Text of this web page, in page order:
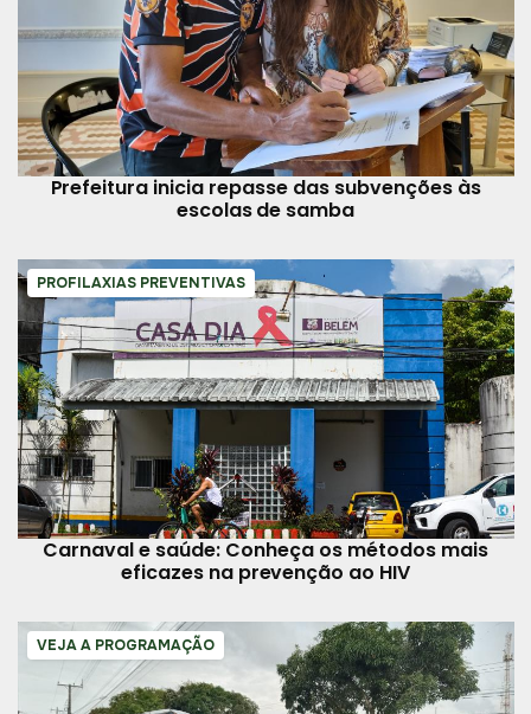
Prefeitura inicia repasse das subvenções às
escolas de samba
PROFILAXIAS PREVENTIVAS
Carnaval e saúde: Conheça os métodos mais
eficazes na prevenção ao HIV
VEJA A PROGRAMAÇÃO